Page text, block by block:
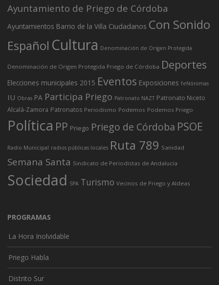
Ayuntamiento de Priego de Córdoba
Ayuntamientos Barrio de la Villa Ciudadanos Con Sonido
Español Cultura Denominación de Origen Protegida
Denominación de Origen Protegida Priego de Córdoba Deportes
Elecciones municipales 2015 Eventos Exposiciones feNónimas
IU Obras PA Participa Priego Patronato NAZT Patronato Niceto
Alcalá-Zamora Patronatos Periodismo Podemos Podemos Priego
Política PP Priego Priego de Córdoba PSOE
Radio Municipal radios públicas locales Ruta 789 Sanidad
Semana Santa Sindicato de Periodistas de Andalucía
Sociedad SPA Turismo Vecinos de Priego y Aldeas
PROGRAMAS
La Hora Inolvidable
Priego Habla
Distrito Sur